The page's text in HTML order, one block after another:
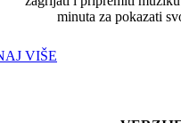
minuta za pokazati
VIŠE